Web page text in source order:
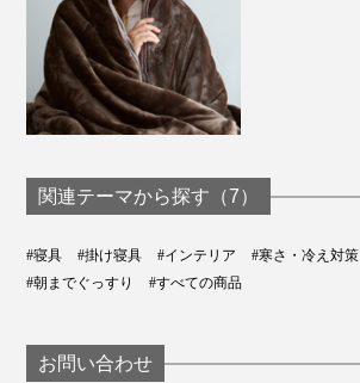
関連テーマから探す（7）
#寝具 #掛け寝具 #インテリア #寒さ・冷え対策
#朝までぐっすり
#すべての商品
お問い合わせ